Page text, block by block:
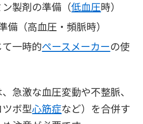
製剤の準備（低血圧時）
備（高血圧・頻脈時）
一時的ペースメーカーの使
急激な血圧変動や不整脈、
ボ型心筋症など）を合併す